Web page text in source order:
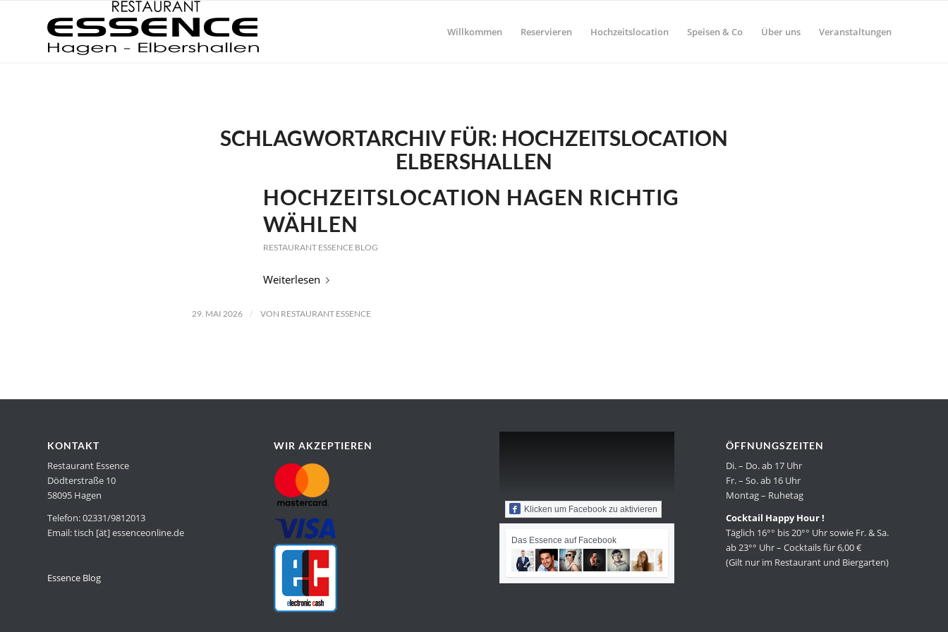
Willkommen Reservieren Hochzeitslocation Speisen & Co Über uns Veranstaltungen
SCHLAGWORTARCHIV FÜR: HOCHZEITSLOCATION
ELBERSHALLEN
HOCHZEITSLOCATION HAGEN RICHTIG
WÄHLEN
RESTAURANT ESSENCE BLOG
Weiterlesen
29. MAI 2026 / VON RESTAURANT ESSENCE
KONTAKT
Restaurant Essence
Dödterstraße 10
58095 Hagen
Telefon: 02331/9812013
Email: tisch [ät] essenceonline.de
Essence Blog
WIR AKZEPTIEREN
Klicken um Facebook zu aktivieren
Das Essence auf Facebook
ÖFFNUNGSZEITEN
Di. – Do. ab 17 Uhr
Fr. – So. ab 16 Uhr
Montag – Ruhetag
Cocktail Happy Hour !
Täglich 16°° bis 20°° Uhr sowie Fr. & Sa.
ab 23°° Uhr – Cocktails für 6,00 €
(Gilt nur im Restaurant und Biergarten)